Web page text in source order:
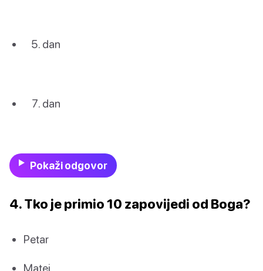
dan
dan
Pokaži odgovor
4. Tko je primio 10 zapovijedi od Boga?
Petar
Matej